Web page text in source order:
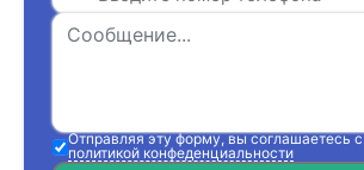
Отправляя эту форму, вы соглашаетесь с
политикой конфеденциальности